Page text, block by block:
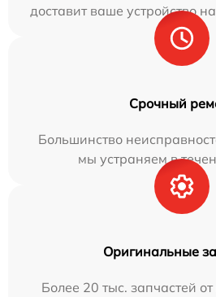
доставит ваше устройство
Срочный
Большинство
мы устраняем в
Оригинальные
Более 20 тыс. запчастей